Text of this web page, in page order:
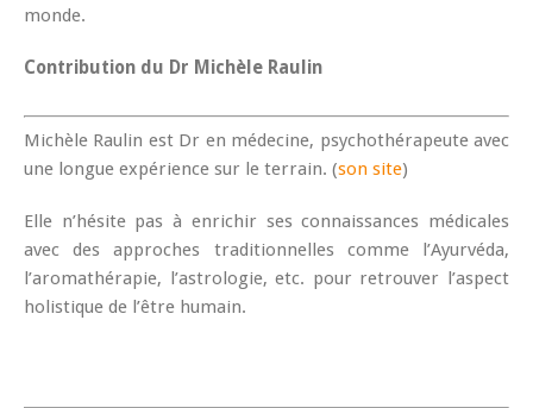
monde.
Contribution du Dr Michèle Raulin
Michèle Raulin est Dr en médecine, psychothérapeute avec
une longue expérience sur le terrain. (son site)
Elle n’hésite pas à enrichir ses connaissances médicales
avec des approches traditionnelles comme l’Ayurvéda,
l’aromathérapie, l’astrologie, etc. pour retrouver l’aspect
holistique de l’être humain.